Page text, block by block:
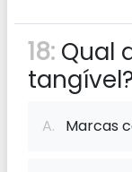
18: Qual
A. Marcas